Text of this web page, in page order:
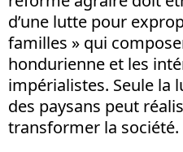
d’une lutte pour
familles » qui
hondurienne et les
impérialistes. Seule la
des paysans peut
transformer la société.